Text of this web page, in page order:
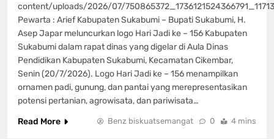
content/uploads/2026/07/
Pewarta : Arief Kabupaten Sukabumi – Bupati Sukabumi, H.
Asep Japar meluncurkan logo Hari Jadi ke – 156 Kabupaten
Sukabumi dalam rapat dinas yang digelar di Aula Dinas
Pendidikan Kabupaten Sukabumi, Kecamatan Cikembar,
Senin (20/7/2026). Logo Hari Jadi ke – 156 menampilkan
ornamen padi, gunung, dan pantai yang merepresentasikan
potensi pertanian, agrowisata, dan pariwisata…
Read More
Benz biskuatsemangat 0 4 mins